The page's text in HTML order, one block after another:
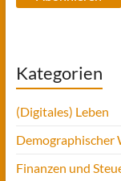
Kategorien
(Digitales) Leben
Demographischer
Finanzen und